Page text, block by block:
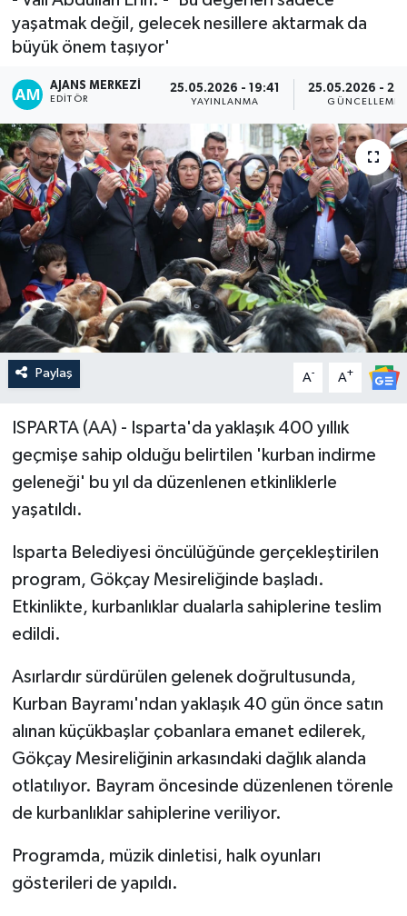
yaşatmak değil, gelecek nesillere aktarmak da
büyük önem taşıyor'
AJANS MERKEZI
EDITÖR
25.05.2026 - 19:41
YAYINLANMA
25.05.2026 -
GÜNCELLEME
Paylaş A- A+
ISPARTA (AA) - Isparta'da yaklaşık 400 yıllık
geçmişe sahip olduğu belirtilen 'kurban indirme
geleneği' bu yıl da düzenlenen etkinliklerle
yaşatıldı.
Isparta Belediyesi öncülüğünde gerçekleştirilen
program, Gökçay Mesireliğinde başladı.
Etkinlikte, kurbanlıklar dualarla sahiplerine teslim
edildi.
Asırlardır sürdürülen gelenek doğrultusunda,
Kurban Bayramı'ndan yaklaşık 40 gün önce satın
alınan küçükbaşlar çobanlara emanet edilerek,
Gökçay Mesireliğinin arkasındaki dağlık alanda
otlatılıyor. Bayram öncesinde düzenlenen törenle
de kurbanlıklar sahiplerine veriliyor.
Programda, müzik dinletisi, halk oyunları
gösterileri de yapıldı.